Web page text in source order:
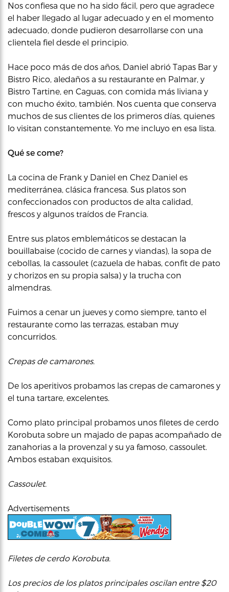
Nos confiesa que no ha sido fácil, pero que agradece
el haber llegado al lugar adecuado y en el momento
adecuado, donde pudieron desarrollarse con una
clientela fiel desde el principio.
Hace poco más de dos años, Daniel abrió Tapas Bar y
Bistro Rico, aledaños a su restaurante en Palmar, y
Bistro Tartine, en Caguas, con comida más liviana y
con mucho éxito, también. Nos cuenta que conserva
muchos de sus clientes de los primeros días, quienes
lo visitan constantemente. Yo me incluyo en esa lista.
Qué se come?
La cocina de Frank y Daniel en Chez Daniel es
mediterránea, clásica francesa. Sus platos son
confeccionados con productos de alta calidad,
frescos y algunos traídos de Francia.
Entre sus platos emblemáticos se destacan la
bouillabaise (cocido de carnes y viandas), la sopa de
cebollas, la cassoulet (cazuela de habas, confit de pato
y chorizos en su propia salsa) y la trucha con
almendras.
Fuimos a cenar un jueves y como siempre, tanto el
restaurante como las terrazas, estaban muy
concurridos.
Crepas de camarones.
De los aperitivos probamos las crepas de camarones y
el tuna tartare, excelentes.
Como plato principal probamos unos filetes de cerdo
Korobuta sobre un majado de papas acompañado de
zanahorias a la provenzal y su ya famoso, cassoulet.
Ambos estaban exquisitos.
Cassoulet.
Advertisements
Filetes de cerdo Korobuta.
Los precios de los platos principales oscilan entre $20